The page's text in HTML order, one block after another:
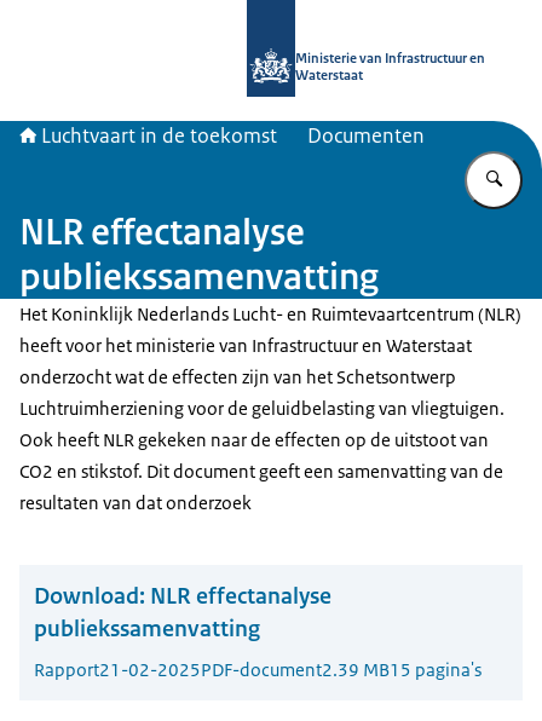
Ministerie van Infrastructuur en
Waterstaat
Luchtvaart in de toekomst Documenten
NLR effectanalyse
publiekssamenvatting
Het Koninklijk Nederlands Lucht- en Ruimtevaartcentrum (NLR)
heeft voor het ministerie van Infrastructuur en Waterstaat
onderzocht wat de effecten zijn van het Schetsontwerp
Luchtruimherziening voor de geluidbelasting van vliegtuigen.
Ook heeft NLR gekeken naar de effecten op de uitstoot van
CO2 en stikstof. Dit document geeft een samenvatting van de
resultaten van dat onderzoek
Download: NLR effectanalyse
publiekssamenvatting
Rapport21-02-2025PDF-document2.39 MB15 pagina's